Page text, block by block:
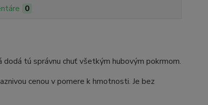
0
tú správnu chuť všetkým hubovým pokrmom.
cenou v pomere k hmotnosti. Je bez